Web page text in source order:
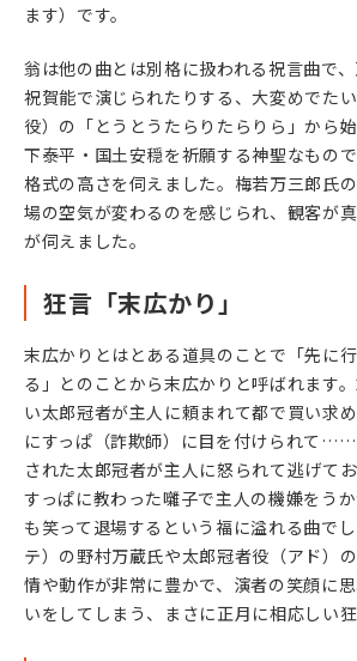
ます）です。
翁は他の曲とは別格に扱われる祝言曲で
祝賀能で演じられたりする、大変めでた
役）の「とうとうたらりたらりら」から
下泰平・国土安穏を祈願する神聖なもの
格式の高さを伺えました。梅若万三郎氏
場の空気が変わるのを感じられ、観客が
が伺えました。
狂言「末広かり」
末広かりとはとある道具のことで「先に
る」とのことから末広かりと呼ばれます
い太郎冠者が主人に頼まれて都で買い求
にすっぱ（詐欺師）に目を付けられて
された太郎冠者が主人に怒られて逃げてお
すっぱに教わった囃子で主人の機嫌をう
も笑って退場するという福に溢れる曲で
テ）の野村万蔵氏や太郎冠者役（アド）
情や動作が非常に豊かで、演者の笑顔に
いをしてしまう、まさに正月に相応しい狂